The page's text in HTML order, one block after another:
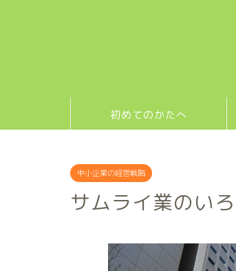
初めてのかたへ
中小企業の経営戦略
サムライ業のいろ